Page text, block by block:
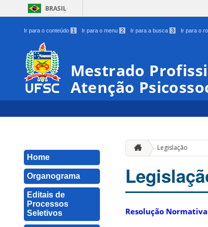
BRASIL
Ir para o conteúdo 1 Ir para o menu 2 Ir para a busca 3 Ir para o
Mestrado
Atenção
Home
Organograma
Editais de
Processos
Seletivos
Legislação
Resolução